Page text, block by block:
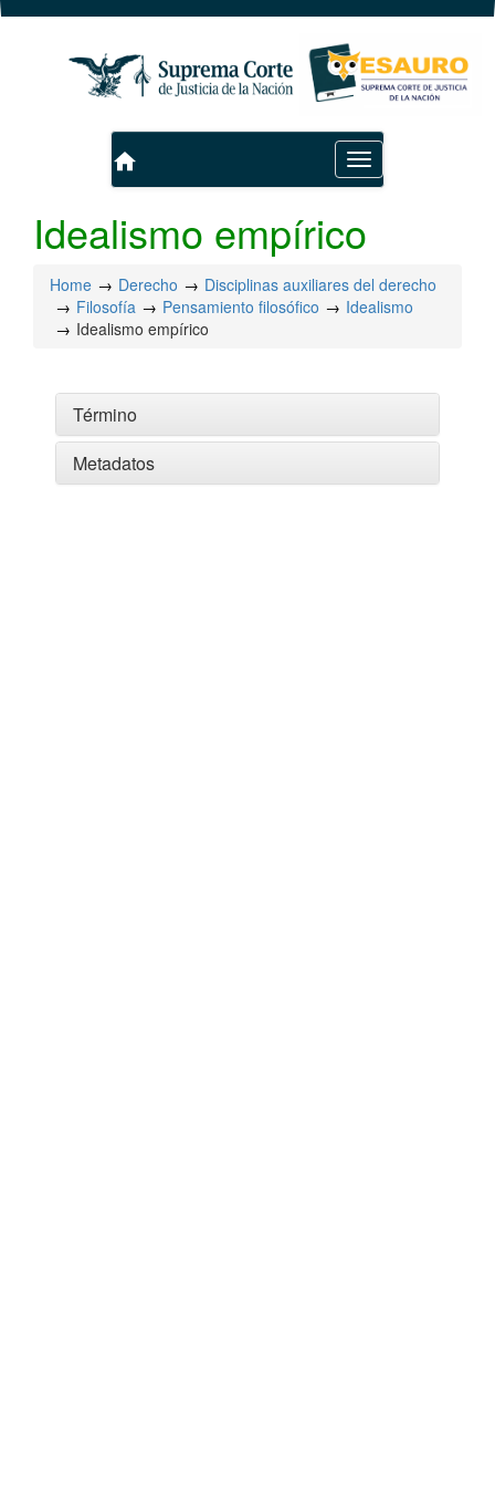
Toggle
navigation
home
Idealismo empírico
Home Derecho
Disciplinas auxiliares del derecho
Filosofía
Pensamiento filosófico
Idealismo
Idealismo empírico
Término
Metadatos